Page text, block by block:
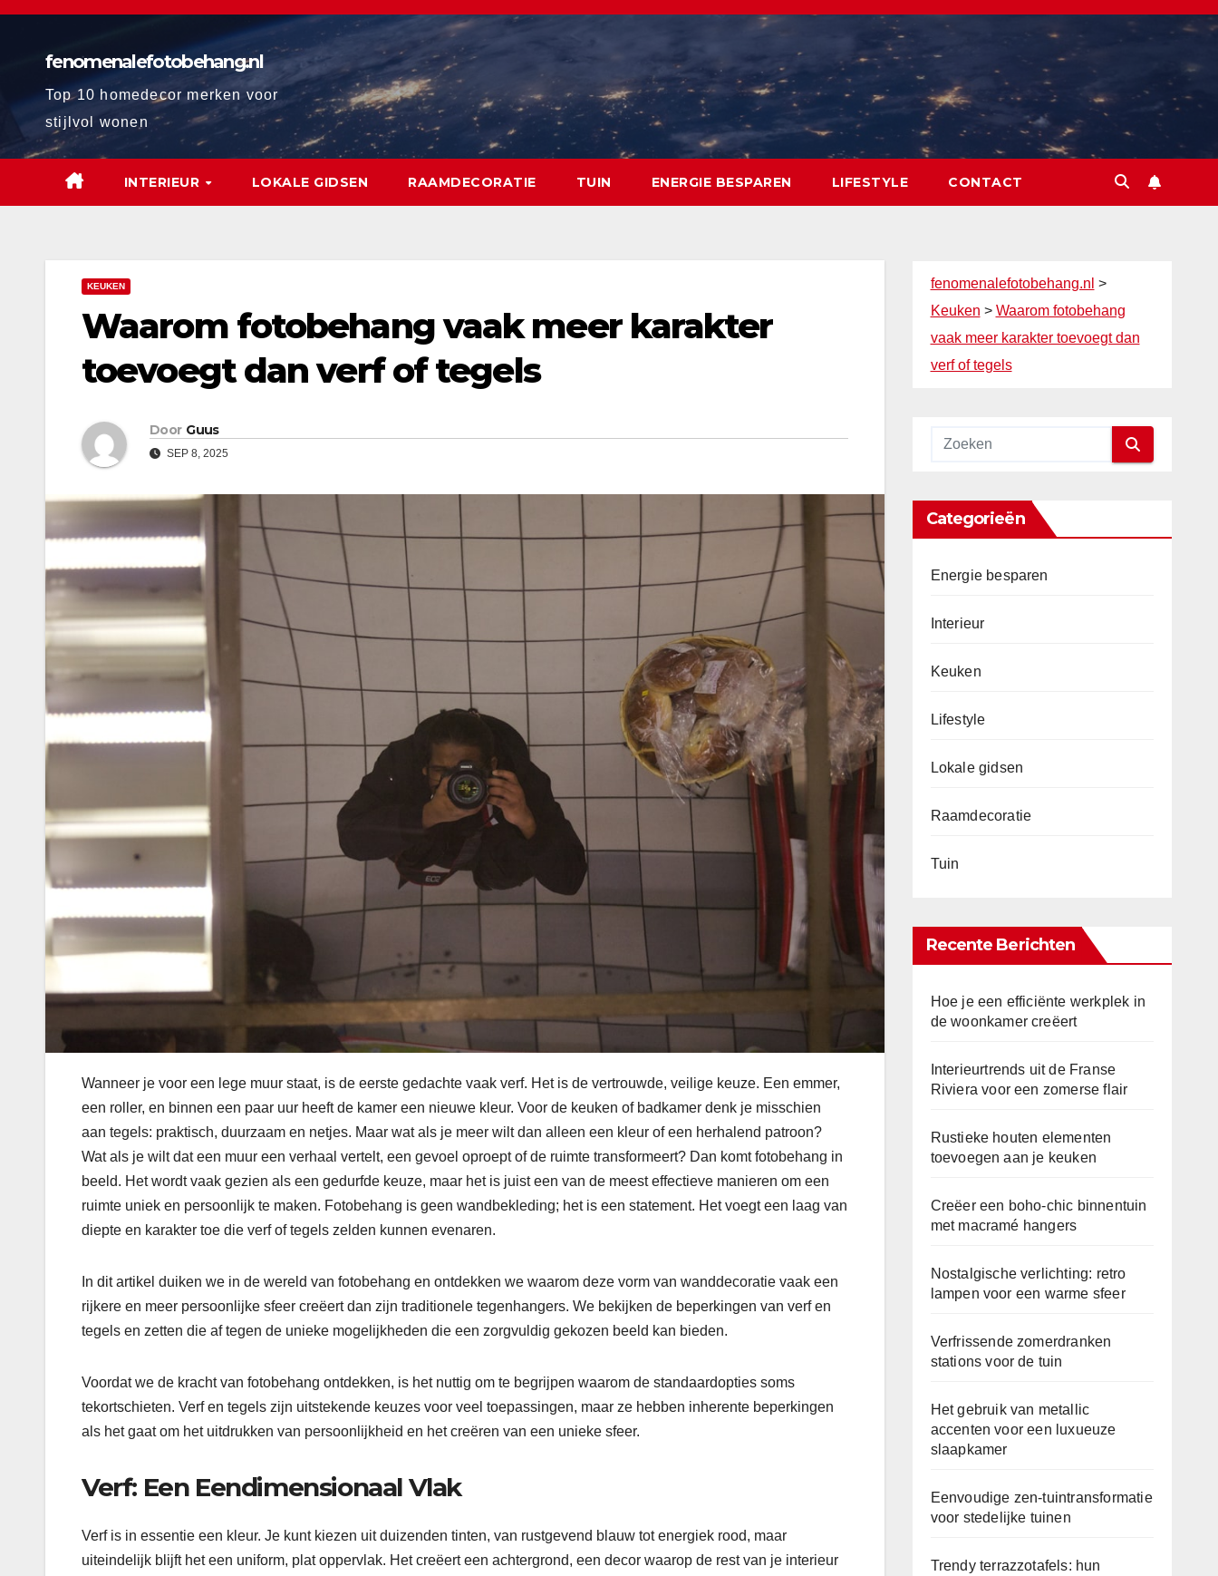
Ga
fenomenalefotobehang.nl
Top 10 homedecor merken voor
stijlvol wonen
INTERIEUR LOKALE GIDSEN RAAMDECORATIE TUIN ENERGIE BESPAREN LIFESTYLE CONTACT
KEUKEN
Waarom fotobehang vaak meer karakter
toevoegt dan verf of tegels
Door Guus
SEP 8, 2025
Wanneer je voor een lege muur staat, is de eerste gedachte vaak verf. Het is de vertrouwde, veilige keuze. Een emmer,
een roller, en binnen een paar uur heeft de kamer een nieuwe kleur. Voor de keuken of badkamer denk je misschien
aan tegels: praktisch, duurzaam en netjes. Maar wat als je meer wilt dan alleen een kleur of een herhalend patroon?
Wat als je wilt dat een muur een verhaal vertelt, een gevoel oproept of de ruimte transformeert? Dan komt fotobehang in
beeld. Het wordt vaak gezien als een gedurfde keuze, maar het is juist een van de meest effectieve manieren om een
ruimte uniek en persoonlijk te maken. Fotobehang is geen wandbekleding; het is een statement. Het voegt een laag van
diepte en karakter toe die verf of tegels zelden kunnen evenaren.
In dit artikel duiken we in de wereld van fotobehang en ontdekken we waarom deze vorm van wanddecoratie vaak een
rijkere en meer persoonlijke sfeer creëert dan zijn traditionele tegenhangers. We bekijken de beperkingen van verf en
tegels en zetten die af tegen de unieke mogelijkheden die een zorgvuldig gekozen beeld kan bieden.
Voordat we de kracht van fotobehang ontdekken, is het nuttig om te begrijpen waarom de standaardopties soms
tekortschieten. Verf en tegels zijn uitstekende keuzes voor veel toepassingen, maar ze hebben inherente beperkingen
als het gaat om het uitdrukken van persoonlijkheid en het creëren van een unieke sfeer.
Verf: Een Eendimensionaal Vlak
Verf is in essentie een kleur. Je kunt kiezen uit duizenden tinten, van rustgevend blauw tot energiek rood, maar
uiteindelijk blijft het een uniform, plat oppervlak. Het creëert een achtergrond, een decor waarop de rest van je interieur
fenomenalefotobehang.nl >
Keuken > Waarom fotobehang
vaak meer karakter toevoegt dan
verf of tegels
Categorieën
Energie besparen
Interieur
Keuken
Lifestyle
Lokale gidsen
Raamdecoratie
Tuin
Recente Berichten
Hoe je een efficiënte werkplek in
de woonkamer creëert
Interieurtrends uit de Franse
Riviera voor een zomerse flair
Rustieke houten elementen
toevoegen aan je keuken
Creëer een boho-chic binnentuin
met macramé hangers
Nostalgische verlichting: retro
lampen voor een warme sfeer
Verfrissende zomerdranken
stations voor de tuin
Het gebruik van metallic
accenten voor een luxueuze
slaapkamer
Eenvoudige zen-tuintransformatie
voor stedelijke tuinen
Trendy terrazzotafels: hun